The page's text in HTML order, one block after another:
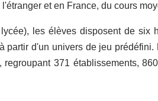
et en France, du cours
les élèves disposent de six
d'un univers de jeu prédéfini.
371 établissements,